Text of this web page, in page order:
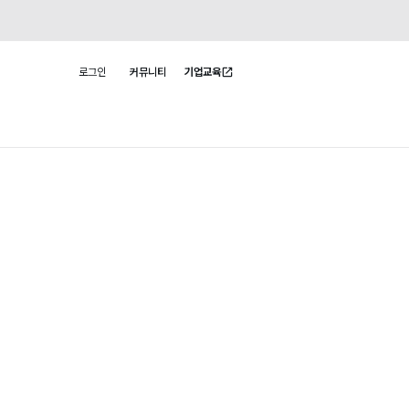
로그인 커뮤니티 기업교육